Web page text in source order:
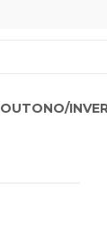
OUTONO/